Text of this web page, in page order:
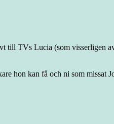
till TVs Lucia (som visserligen
hon kan få och ni som missat